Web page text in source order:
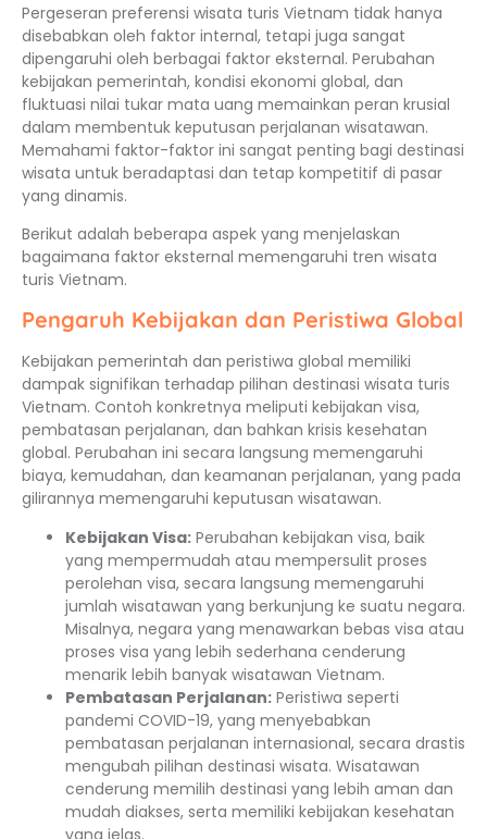
Pergeseran preferensi wisata turis Vietnam tidak hanya
disebabkan oleh faktor internal, tetapi juga sangat
dipengaruhi oleh berbagai faktor eksternal. Perubahan
kebijakan pemerintah, kondisi ekonomi global, dan
fluktuasi nilai tukar mata uang memainkan peran krusial
dalam membentuk keputusan perjalanan wisatawan.
Memahami faktor-faktor ini sangat penting bagi destinasi
wisata untuk beradaptasi dan tetap kompetitif di pasar
yang dinamis.
Berikut adalah beberapa aspek yang menjelaskan
bagaimana faktor eksternal memengaruhi tren wisata
turis Vietnam.
Pengaruh Kebijakan dan Peristiwa Global
Kebijakan pemerintah dan peristiwa global memiliki
dampak signifikan terhadap pilihan destinasi wisata turis
Vietnam. Contoh konkretnya meliputi kebijakan visa,
pembatasan perjalanan, dan bahkan krisis kesehatan
global. Perubahan ini secara langsung memengaruhi
biaya, kemudahan, dan keamanan perjalanan, yang pada
gilirannya memengaruhi keputusan wisatawan.
Kebijakan Visa: Perubahan kebijakan visa, baik
yang mempermudah atau mempersulit proses
perolehan visa, secara langsung memengaruhi
jumlah wisatawan yang berkunjung ke suatu negara.
Misalnya, negara yang menawarkan bebas visa atau
proses visa yang lebih sederhana cenderung
menarik lebih banyak wisatawan Vietnam.
Pembatasan Perjalanan: Peristiwa seperti
pandemi COVID-19, yang menyebabkan
pembatasan perjalanan internasional, secara drastis
mengubah pilihan destinasi wisata. Wisatawan
cenderung memilih destinasi yang lebih aman dan
mudah diakses, serta memiliki kebijakan kesehatan
yang jelas.